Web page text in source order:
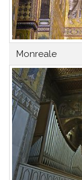
Monreale